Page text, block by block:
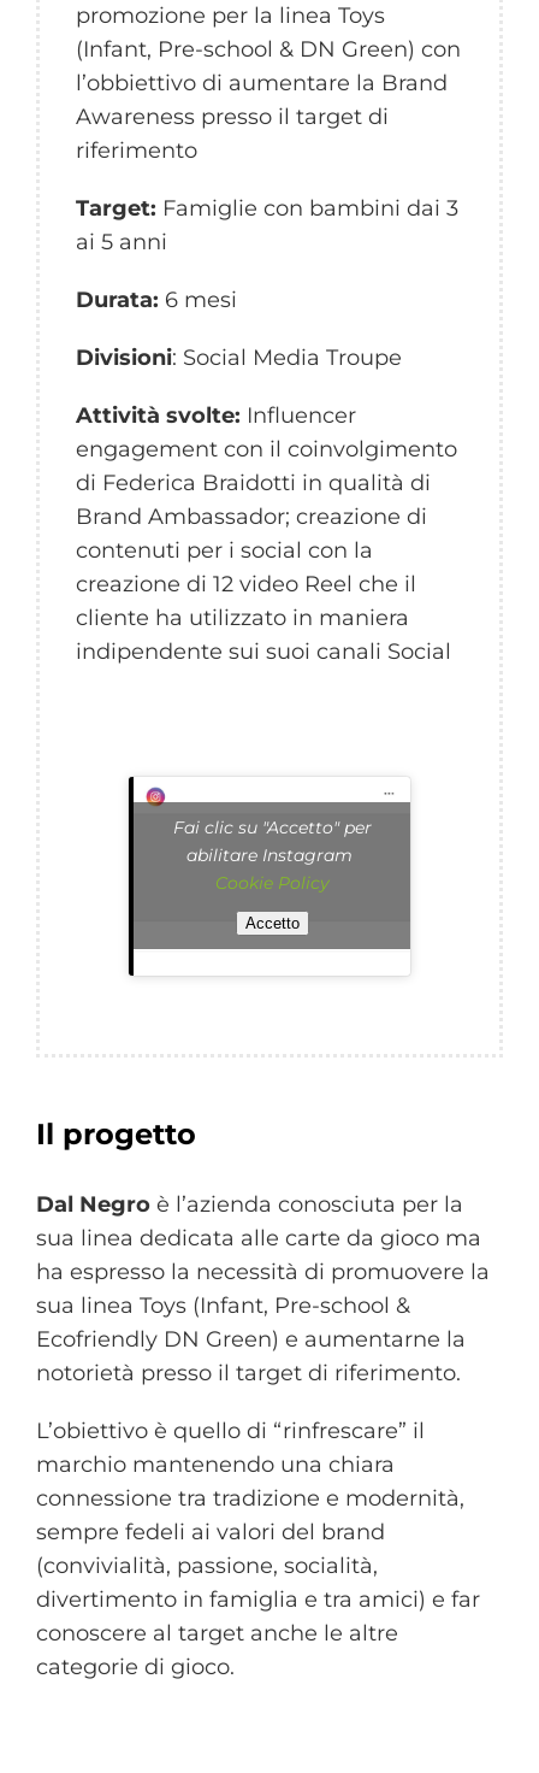
promozione per la linea Toys
(Infant, Pre-school & DN Green) con
l’obbiettivo di aumentare la Brand
Awareness presso il target di
riferimento
Target: Famiglie con bambini dai 3
ai 5 anni
Durata: 6 mesi
Divisioni: Social Media Troupe
Attività svolte: Influencer
engagement con il coinvolgimento
di Federica Braidotti in qualità di
Brand Ambassador; creazione di
contenuti per i social con la
creazione di 12 video Reel che il
cliente ha utilizzato in maniera
indipendente sui suoi canali Social
Fai clic su "Accetto" per
abilitare Instagram
Cookie Policy
Accetto
Il progetto
Dal Negro è l’azienda conosciuta per la
sua linea dedicata alle carte da gioco ma
ha espresso la necessità di promuovere la
sua linea Toys (Infant, Pre-school &
Ecofriendly DN Green) e aumentarne la
notorietà presso il target di riferimento.
L’obiettivo è quello di “rinfrescare” il
marchio mantenendo una chiara
connessione tra tradizione e modernità,
sempre fedeli ai valori del brand
(convivialità, passione, socialità,
divertimento in famiglia e tra amici) e far
conoscere al target anche le altre
categorie di gioco.